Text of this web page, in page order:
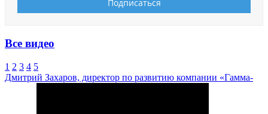
Все видео
1 2 3 4 5
Дмитрий Захаров, директор по развитию компании «Гамма-